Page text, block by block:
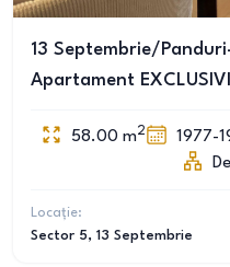
13 Septembrie/
Apartament
58.00 m2 1977-
Locație:
Sector 5, 13 Septembrie